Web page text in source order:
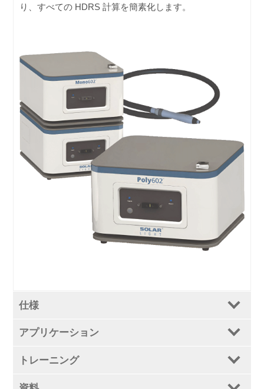
り、すべての HDRS 計算を簡素化します。
仕様
アプリケーション
トレーニング